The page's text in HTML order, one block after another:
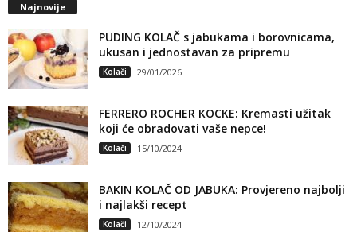
Najnovije
PUDING KOLAČ s jabukama i borovnicama,
ukusan i jednostavan za pripremu
Kolači 29/01/2026
FERRERO ROCHER KOCKE: Kremasti užitak
koji će obradovati vaše nepce!
Kolači 15/10/2024
BAKIN KOLAČ OD JABUKA: Provjereno najbolji
i najlakši recept
Kolači 12/10/2024